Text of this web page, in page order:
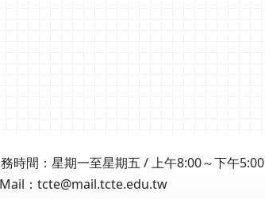
時間：星期一至星期五 / 上午8:00～下午5:00
：tcte@mail.tcte.edu.tw